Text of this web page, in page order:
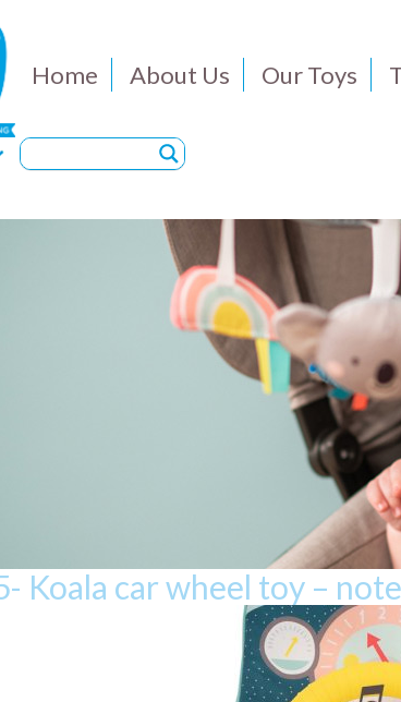
Home About Us Our Toys
Koala car wheel toy –